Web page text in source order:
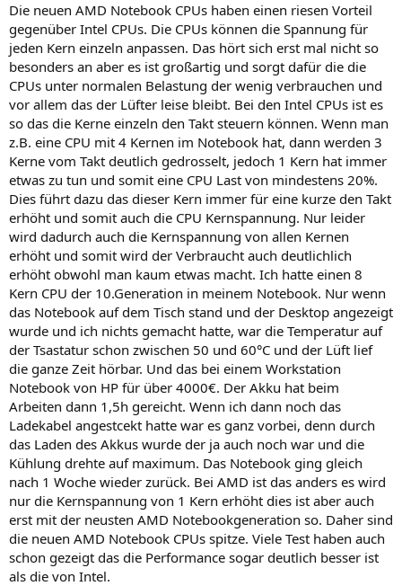
:
Die neuen AMD Notebook CPUs haben einen riesen Vorteil
gegenüber Intel CPUs. Die CPUs können die Spannung für
jeden Kern einzeln anpassen. Das hört sich erst mal nicht so
besonders an aber es ist großartig und sorgt dafür die die
CPUs unter normalen Belastung der wenig verbrauchen und
vor allem das der Lüfter leise bleibt. Bei den Intel CPUs ist es
so das die Kerne einzeln den Takt steuern können. Wenn man
z.B. eine CPU mit 4 Kernen im Notebook hat, dann werden 3
Kerne vom Takt deutlich gedrosselt, jedoch 1 Kern hat immer
etwas zu tun und somit eine CPU Last von mindestens 20%.
Dies führt dazu das dieser Kern immer für eine kurze den Takt
erhöht und somit auch die CPU Kernspannung. Nur leider
wird dadurch auch die Kernspannung von allen Kernen
erhöht und somit wird der Verbraucht auch deutlichlich
erhöht obwohl man kaum etwas macht. Ich hatte einen 8
Kern CPU der 10.Generation in meinem Notebook. Nur wenn
das Notebook auf dem Tisch stand und der Desktop angezeigt
wurde und ich nichts gemacht hatte, war die Temperatur auf
der Tsastatur schon zwischen 50 und 60°C und der Lüft lief
die ganze Zeit hörbar. Und das bei einem Workstation
Notebook von HP für über 4000€. Der Akku hat beim
Arbeiten dann 1,5h gereicht. Wenn ich dann noch das
Ladekabel angestcekt hatte war es ganz vorbei, denn durch
das Laden des Akkus wurde der ja auch noch war und die
Kühlung drehte auf maximum. Das Notebook ging gleich
nach 1 Woche wieder zurück. Bei AMD ist das anders es wird
nur die Kernspannung von 1 Kern erhöht dies ist aber auch
erst mit der neusten AMD Notebookgeneration so. Daher sind
die neuen AMD Notebook CPUs spitze. Viele Test haben auch
schon gezeigt das die Performance sogar deutlich besser ist
als die von Intel.